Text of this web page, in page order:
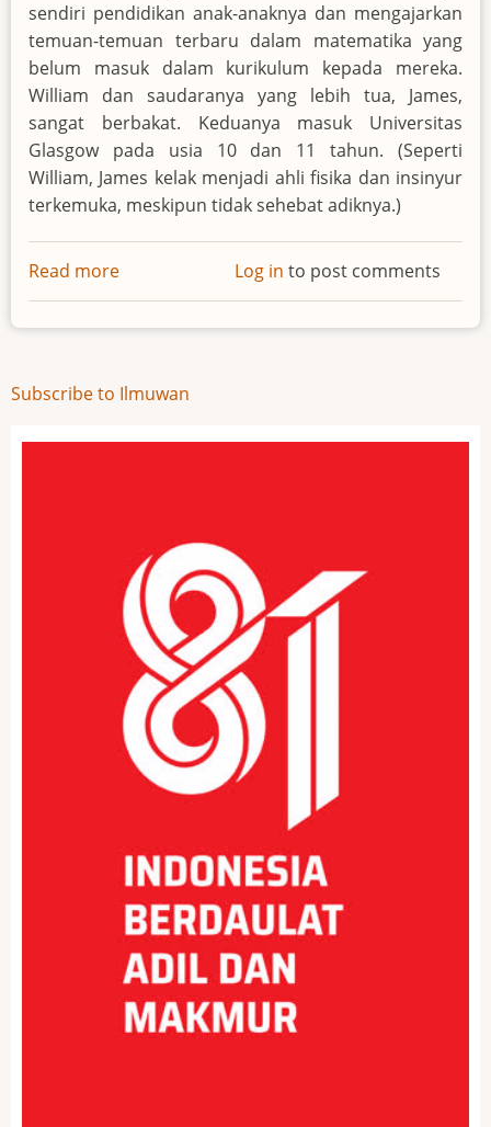
sendiri pendidikan anak-anaknya dan mengajarkan
temuan-temuan terbaru dalam matematika yang
belum masuk dalam kurikulum kepada mereka.
William dan saudaranya yang lebih tua, James,
sangat berbakat. Keduanya masuk Universitas
Glasgow pada usia 10 dan 11 tahun. (Seperti
William, James kelak menjadi ahli fisika dan insinyur
terkemuka, meskipun tidak sehebat adiknya.)
Read more
William
Thomson
Kelvin)
Log in to post comments
Subscribe to Ilmuwan